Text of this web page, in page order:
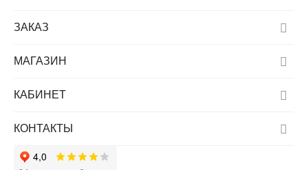
ЗАКАЗ
МАГАЗИН
КАБИНЕТ
КОНТАКТЫ